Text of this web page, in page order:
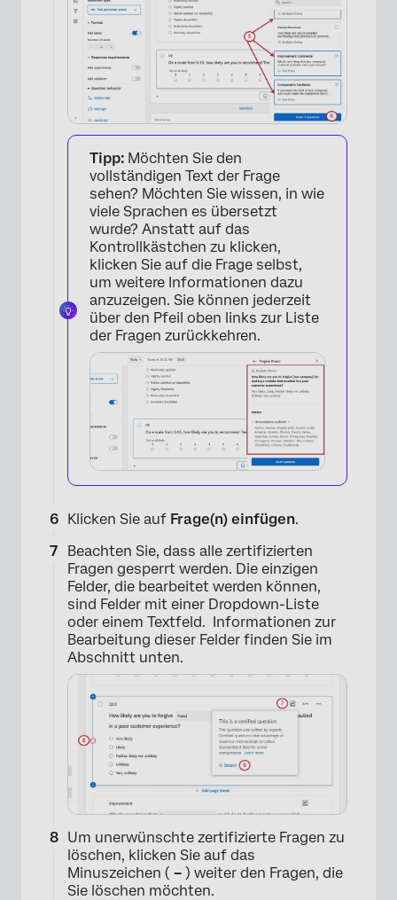
×
×
Tipp: Möchten Sie den
vollständigen Text der Frage
sehen? Möchten Sie wissen, in wie
viele Sprachen es übersetzt
wurde? Anstatt auf das
Kontrollkästchen zu klicken,
klicken Sie auf die Frage selbst,
um weitere Informationen dazu
anzuzeigen. Sie können jederzeit
über den Pfeil oben links zur Liste
der Fragen zurückkehren.
Klicken Sie auf Frage(n) einfügen.
Beachten Sie, dass alle zertifizierten
Fragen gesperrt werden. Die einzigen
Felder, die bearbeitet werden können,
sind Felder mit einer Dropdown-Liste
oder einem Textfeld. Informationen zur
Bearbeitung dieser Felder finden Sie im
Abschnitt unten.
Um unerwünschte zertifizierte Fragen zu
löschen, klicken Sie auf das
Minuszeichen ( – ) weiter den Fragen, die
Sie löschen möchten.